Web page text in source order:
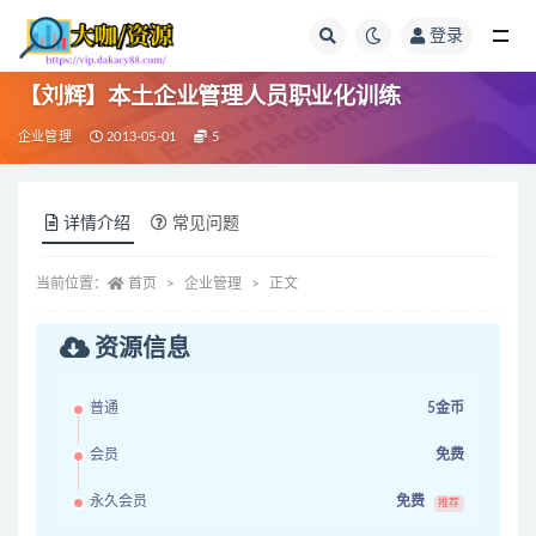
登录
【刘辉】本土企业管理人员职业化训练
企业管理 2013-05-01 5
详情介绍 常见问题
当前位置： 首页 企业管理 正文
资源信息
普通 5金币
会员 免费
永久会员 免费 推荐
全部